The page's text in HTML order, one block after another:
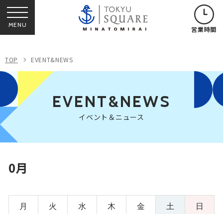
MENU 営業時間
TOP EVENT&NEWS
EVENT&NEWS
イベント＆ニュース
0月
月 火 水 木 金 土 日